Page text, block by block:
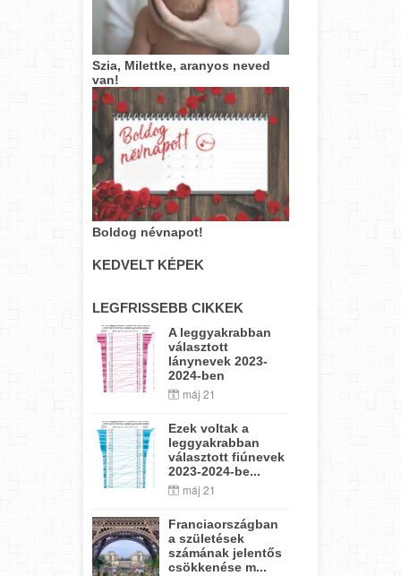
Szia, Milettke, aranyos neved
van!
Boldog névnapot!
KEDVELT KÉPEK
LEGFRISSEBB CIKKEK
A leggyakrabban
választott
lánynevek 2023-
2024-ben
máj 21
Ezek voltak a
leggyakrabban
választott fiúnevek
2023-2024-be...
máj 21
Franciaországban
a születések
számának jelentős
csökkenése m...